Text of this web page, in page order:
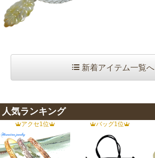
新着アイテム一覧へ
人気ランキング
アクセ1位 バッグ1位